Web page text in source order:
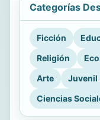
Categorías
Ficción
Religión
Arte
Juvenil
Ciencias